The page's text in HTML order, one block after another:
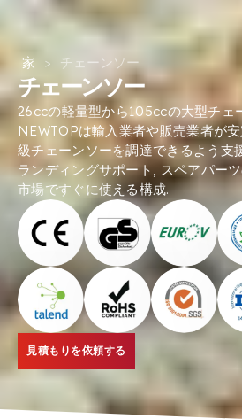
家 > チェーンソー
チェーンソー
26ccの軽量型から105ccの大型チェ
NEWTOPは輸入業者や販売業者が
級チェーンソーを調達できるよう支
ランディングサポート, スペアパー
市場ですぐに使える構成.
見積もりを依頼する